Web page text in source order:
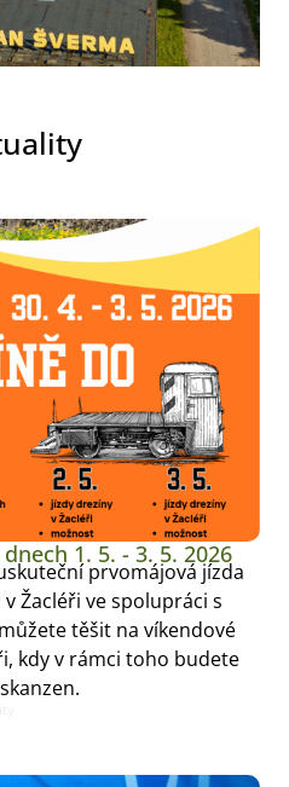
1. 5. - 3. 5. 2026
prvomájová jízda
Žacléři ve spolupráci s
těšit na víkendové
kdy v rámci toho budete